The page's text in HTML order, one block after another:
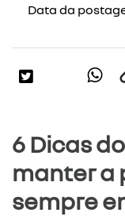
Data da
6 Dicas
manter a
sempre